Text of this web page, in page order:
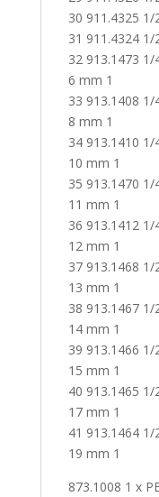
30 911.4325 1/
31 911.4324 1/
32 913.1473
6 mm 1
33 913.1408
8 mm 1
34 913.1410
10 mm 1
35 913.1470
11 mm 1
36 913.1412
12 mm 1
37 913.1468
13 mm 1
38 913.1467
14 mm 1
39 913.1466
15 mm 1
40 913.1465
17 mm 1
41 913.1464
19 mm 1
873.1008 1 x